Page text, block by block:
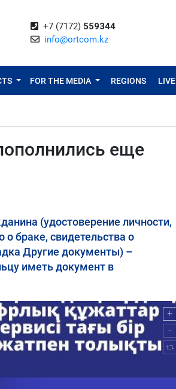
+7 (7172) 559344
info@ortcom.kz
FOR THE MEDIA REGIONS LIVE
еще
(удостоверение личности,
о браке, свидетельства о
Другие документы) –
иметь документ в